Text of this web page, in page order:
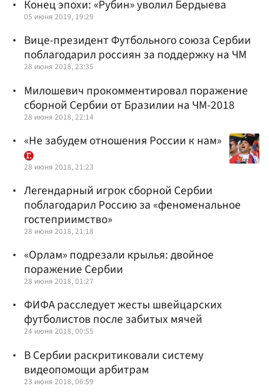
Конец эпохи: «Рубин» уволил Бердыева
05 июня 2019, 19:29
Вице-президент Футбольного союза Сербии
поблагодарил россиян за поддержку на ЧМ
28 июня 2018, 23:35
Милошевич прокомментировал поражение
сборной Сербии от Бразилии на ЧМ-2018
28 июня 2018, 22:14
«Не забудем отношения России к нам»
28 июня 2018, 21:23
Легендарный игрок сборной Сербии
поблагодарил Россию за «феноменальное
гостеприимство»
28 июня 2018, 21:18
«Орлам» подрезали крылья: двойное
поражение Сербии
28 июня 2018, 01:27
ФИФА расследует жесты швейцарских
футболистов после забитых мячей
24 июня 2018, 00:55
В Сербии раскритиковали систему
видеопомощи арбитрам
23 июня 2018, 06:59